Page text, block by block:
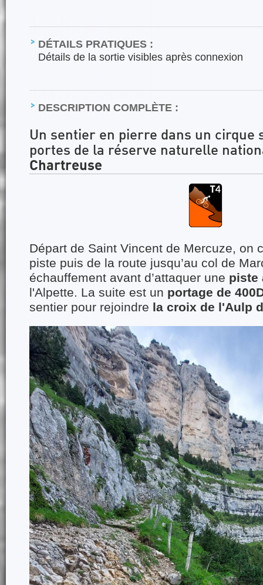
DÉTAILS PRATIQUES :
Détails de la sortie visibles après connexion
DESCRIPTION COMPLÈTE :
Un sentier en pierre dans un cirque
portes de la réserve naturelle
Chartreuse
Départ de Saint Vincent de Mercuze, on
piste puis de la route jusqu’au col de
échauffement avant d’attaquer une piste
l'Alpette. La suite est un portage de
sentier pour rejoindre la croix de l'Aulp